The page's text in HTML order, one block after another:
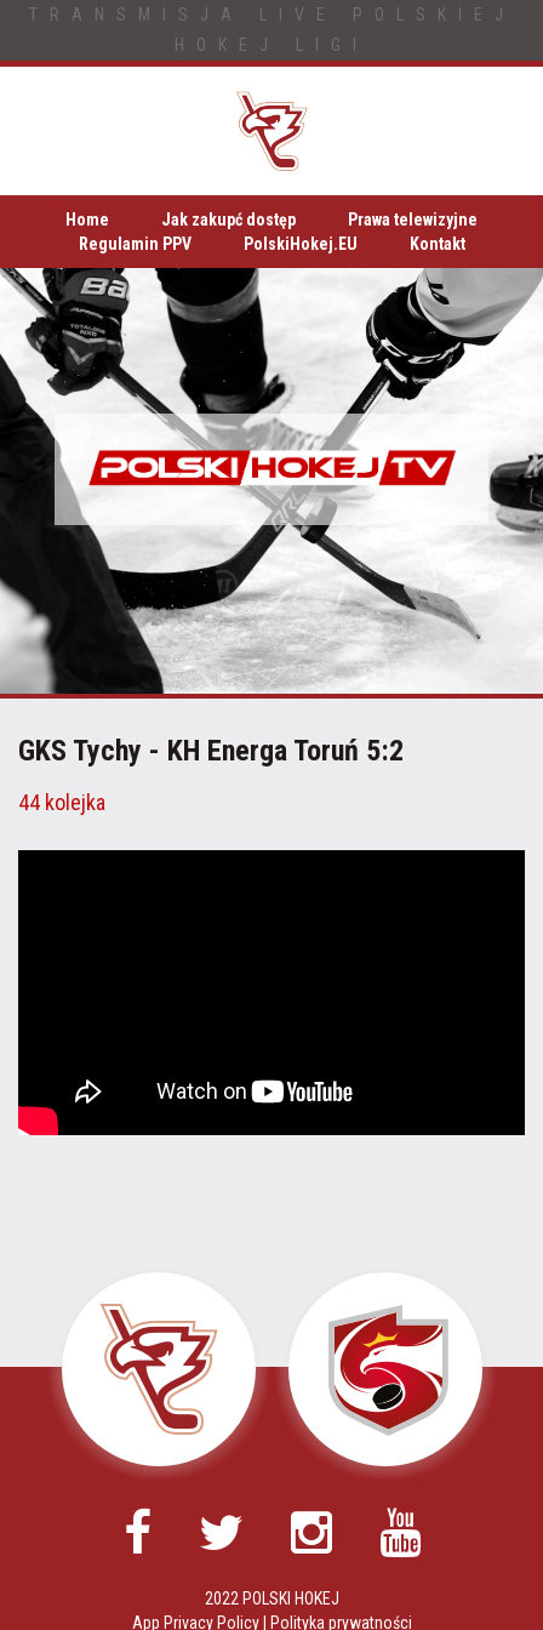
TRANSMISJA LIVE POLSKIEJ
HOKEJ LIGI
Home Jak zakupć dostęp
Prawa telewizyjne
Regulamin PPV
PolskiHokej.EU Kontakt
GKS Tychy - KH Energa Toruń 5:2
44 kolejka
2022 POLSKI HOKEJ
App Privacy Policy| Polityka prywatności